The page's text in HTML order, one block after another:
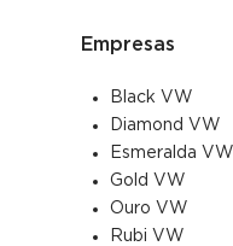
Empresas
Black VW
Diamond VW
Esmeralda VW
Gold VW
Ouro VW
Rubi VW